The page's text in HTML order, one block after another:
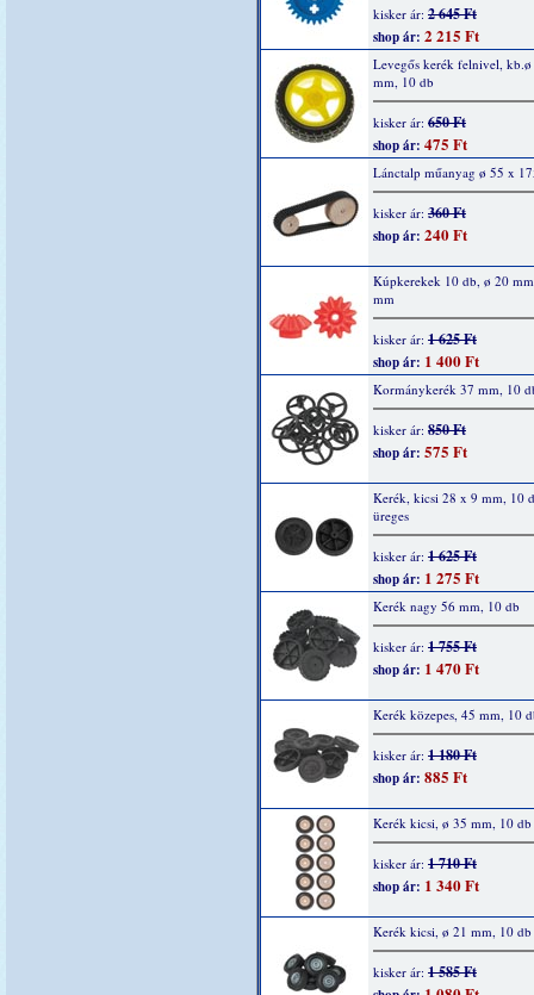
kisker ár: 2 645 Ft
shop ár: 2 215 Ft
Levegős kerék felnivel,
mm, 10 db
kisker ár: 650 Ft
shop ár: 475 Ft
Lánctalp műanyag ø 55 x
kisker ár: 360 Ft
shop ár: 240 Ft
Kúpkerekek 10 db, ø 20
mm
kisker ár: 1 625 Ft
shop ár: 1 400 Ft
Kormánykerék 37 mm, 10
kisker ár: 850 Ft
shop ár: 575 Ft
Kerék, kicsi 28 x 9 mm, 10
üreges
kisker ár: 1 625 Ft
shop ár: 1 275 Ft
Kerék nagy 56 mm, 10 db
kisker ár: 1 755 Ft
shop ár: 1 470 Ft
Kerék közepes, 45 mm, 10
kisker ár: 1 180 Ft
shop ár: 885 Ft
Kerék kicsi, ø 35 mm, 10 db
kisker ár: 1 710 Ft
shop ár: 1 340 Ft
Kerék kicsi, ø 21 mm, 10 db
kisker ár: 1 585 Ft